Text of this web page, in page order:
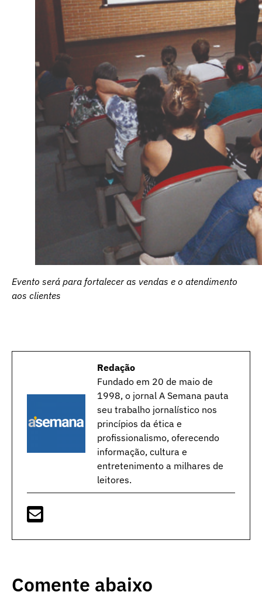
Evento será para fortalecer as vendas e o atendimento
aos clientes
Redação
Fundado em 20 de maio de
1998, o jornal A Semana pauta
seu trabalho jornalístico nos
princípios da ética e
profissionalismo, oferecendo
informação, cultura e
entretenimento a milhares de
leitores.
Comente abaixo